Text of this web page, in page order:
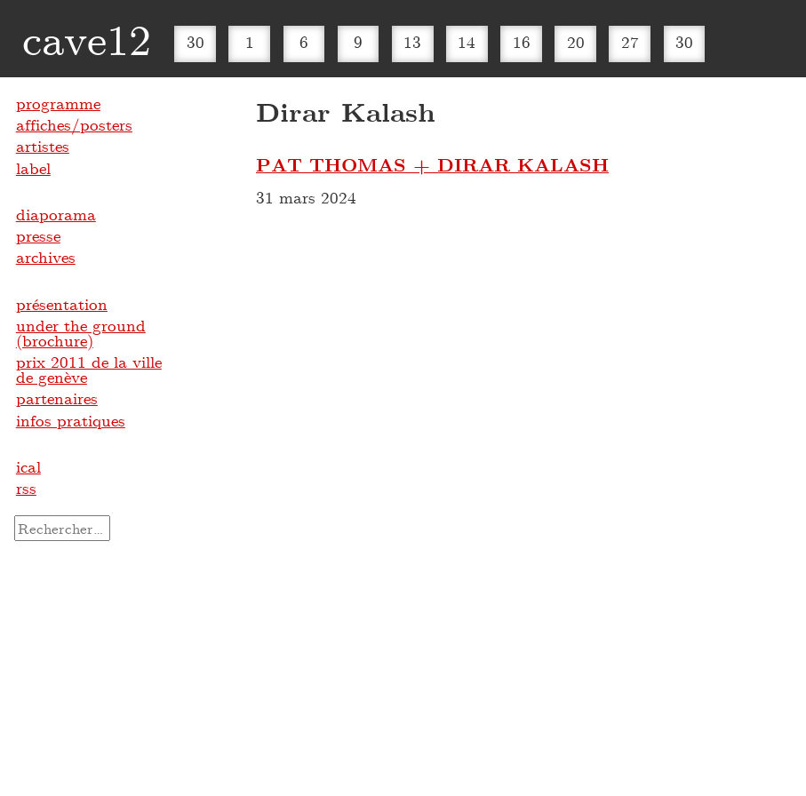
cave12 30 1 6 9 13 14 16 20 27 30
Dirar Kalash
PAT THOMAS + DIRAR KALASH
31 mars 2024
programme
affiches/posters
artistes
label
diaporama
presse
archives
présentation
under the ground
(brochure)
prix 2011 de la ville
de genève
partenaires
infos pratiques
ical
rss
Rechercher :